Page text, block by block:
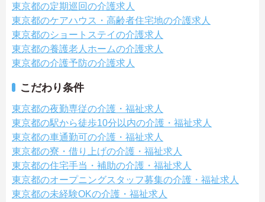
東京都の定期巡回の介護求人
東京都のケアハウス・高齢者住宅地の介護求人
東京都のショートステイの介護求人
東京都の養護老人ホームの介護求人
東京都の介護予防の介護求人
こだわり条件
東京都の夜勤専従の介護・福祉求人
東京都の駅から徒歩10分以内の介護・福祉求人
東京都の車通勤可の介護・福祉求人
東京都の寮・借り上げの介護・福祉求人
東京都の住宅手当・補助の介護・福祉求人
東京都のオープニングスタッフ募集の介護・福祉求人
東京都の未経験OKの介護・福祉求人